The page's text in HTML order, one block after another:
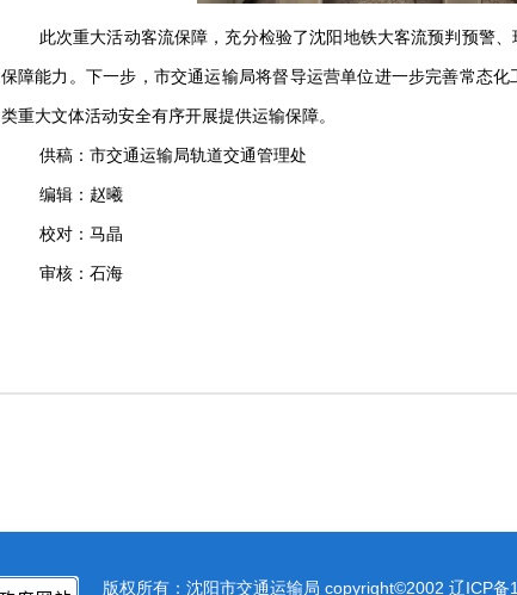
此次重大活动客流保障，充分检验了沈阳地铁大客流预判预警
保障能力。下一步，市交通运输局将督导运营单位进一步完善常态
类重大文体活动安全有序开展提供运输保障。
供稿：市交通运输局轨道交通管理处
编辑：赵曦
校对：马晶
审核：石海
版权所有：沈阳市交通运输局 copyright©2002 辽ICP备